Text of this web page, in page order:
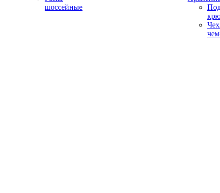
шоссейные